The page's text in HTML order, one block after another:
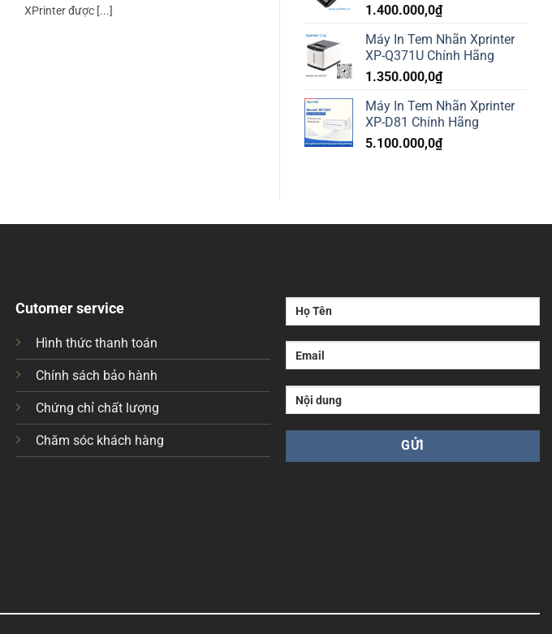
XPrinter được [...]
1.400.000,0₫
Máy In Tem Nhãn Xprinter
XP-Q371U Chính Hãng
1.350.000,0₫
Máy In Tem Nhãn Xprinter
XP-D81 Chính Hãng
5.100.000,0₫
Cutomer service
Hình thức thanh toán
Chính sách bảo hành
Chứng chỉ chất lượng
Chăm sóc khách hàng